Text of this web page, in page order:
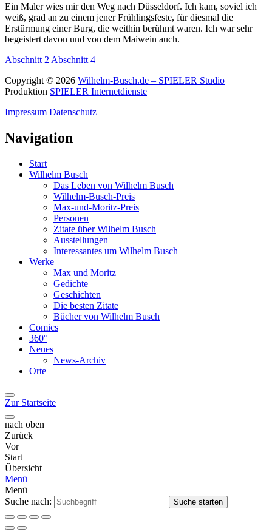
Ein Maler wies mir den Weg nach Düsseldorf. Ich kam, soviel ich
weiß, grad an zu einem jener Frühlingsfeste, für diesmal die
Erstürmung einer Burg, die weithin berühmt waren. Ich war sehr
begeistert davon und von dem Maiwein auch.
Abschnitt 2 Abschnitt 4
Copyright © 2026 Wilhelm-Busch.de – SPIELER Studio
Produktion SPIELER Internetdienste
Impressum Datenschutz
Navigation
Start
Wilhelm Busch
Das Leben von Wilhelm Busch
Wilhelm-Busch-Preis
Max-und-Moritz-Preis
Personen
Zitate über Wilhelm Busch
Ausstellungen
Interessantes um Wilhelm Busch
Werke
Max und Moritz
Gedichte
Geschichten
Die besten Zitate
Bücher von Wilhelm Busch
Comics
360°
Neues
News-Archiv
Orte
Zur Startseite
nach oben
Zurück
Vor
Start
Übersicht
Menü
Menü
Suche nach:
Suche starten